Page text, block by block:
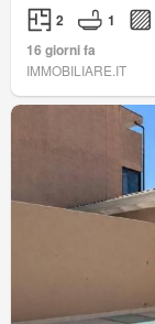
2 1
16 giorni fa
IMMOBILIARE.IT